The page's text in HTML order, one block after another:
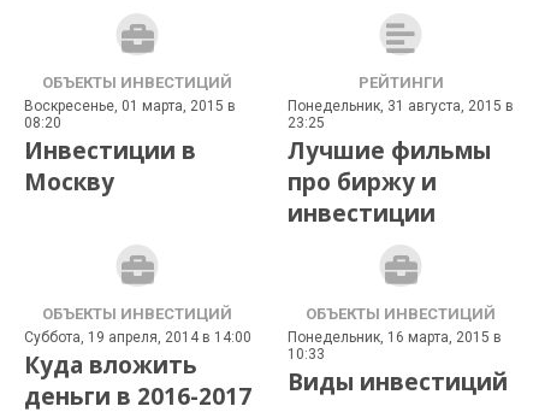
ОБЪЕКТЫ ИНВЕСТИЦИЙ
Воскресенье, 01 марта, 2015 в
08:20
Инвестиции в
Москву
РЕЙТИНГИ
Понедельник, 31 августа, 2015 в
23:25
Лучшие фильмы
про биржу и
инвестиции
ОБЪЕКТЫ ИНВЕСТИЦИЙ
Суббота, 19 апреля, 2014 в 14:00
Куда вложить
деньги в 2016-2017
ОБЪЕКТЫ ИНВЕСТИЦИЙ
Понедельник, 16 марта, 2015 в
10:33
Виды инвестиций